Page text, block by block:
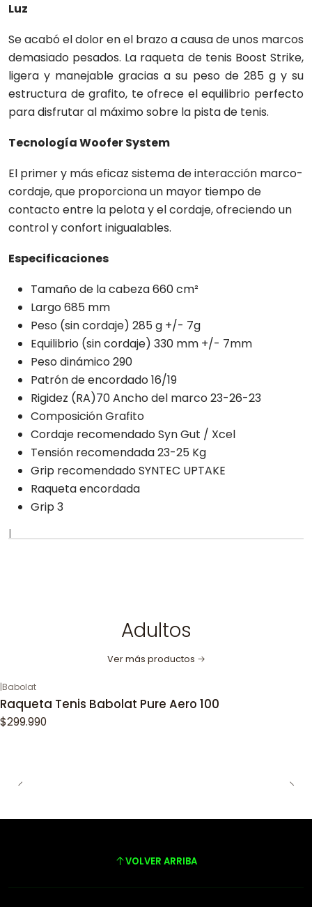
Luz
Se acabó el dolor en el brazo a causa de unos marcos
demasiado pesados. La raqueta de tenis Boost Strike,
ligera y manejable gracias a su peso de 285 g y su
estructura de grafito, te ofrece el equilibrio perfecto
para disfrutar al máximo sobre la pista de tenis.
Tecnología Woofer System
El primer y más eficaz sistema de interacción marco-
cordaje, que proporciona un mayor tiempo de
contacto entre la pelota y el cordaje, ofreciendo un
control y confort inigualables.
Especificaciones
Tamaño de la cabeza 660 cm²
Largo 685 mm
Peso (sin cordaje) 285 g +/- 7g
Equilibrio (sin cordaje) 330 mm +/- 7mm
Peso dinámico 290
Patrón de encordado 16/19
Rigidez (RA)70 Ancho del marco 23-26-23
Composición Grafito
Cordaje recomendado Syn Gut / Xcel
Tensión recomendada 23-25 Kg
Grip recomendado SYNTEC UPTAKE
Raqueta encordada
Grip 3
|
Adultos
Ver más productos
|Babolat
Raqueta Tenis Babolat Pure Aero 100
$299.990
VOLVER ARRIBA